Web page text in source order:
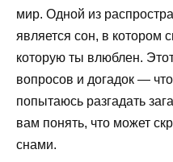
мир. Одной из
является сон, в котором
которую ты влюблен.
вопросов и догадок —
попытаюсь разгадать
вам понять, что может
снами.